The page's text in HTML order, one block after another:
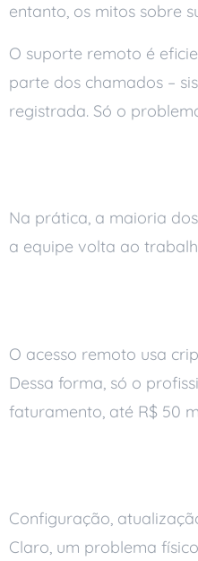
entanto, os mitos sobre
O suporte remoto é
parte dos chamados –
registrada. Só o
Na prática, a maioria
a equipe volta ao
O acesso remoto usa
Dessa forma, só o
faturamento, até R$ 50
Configuração,
Claro, um problema